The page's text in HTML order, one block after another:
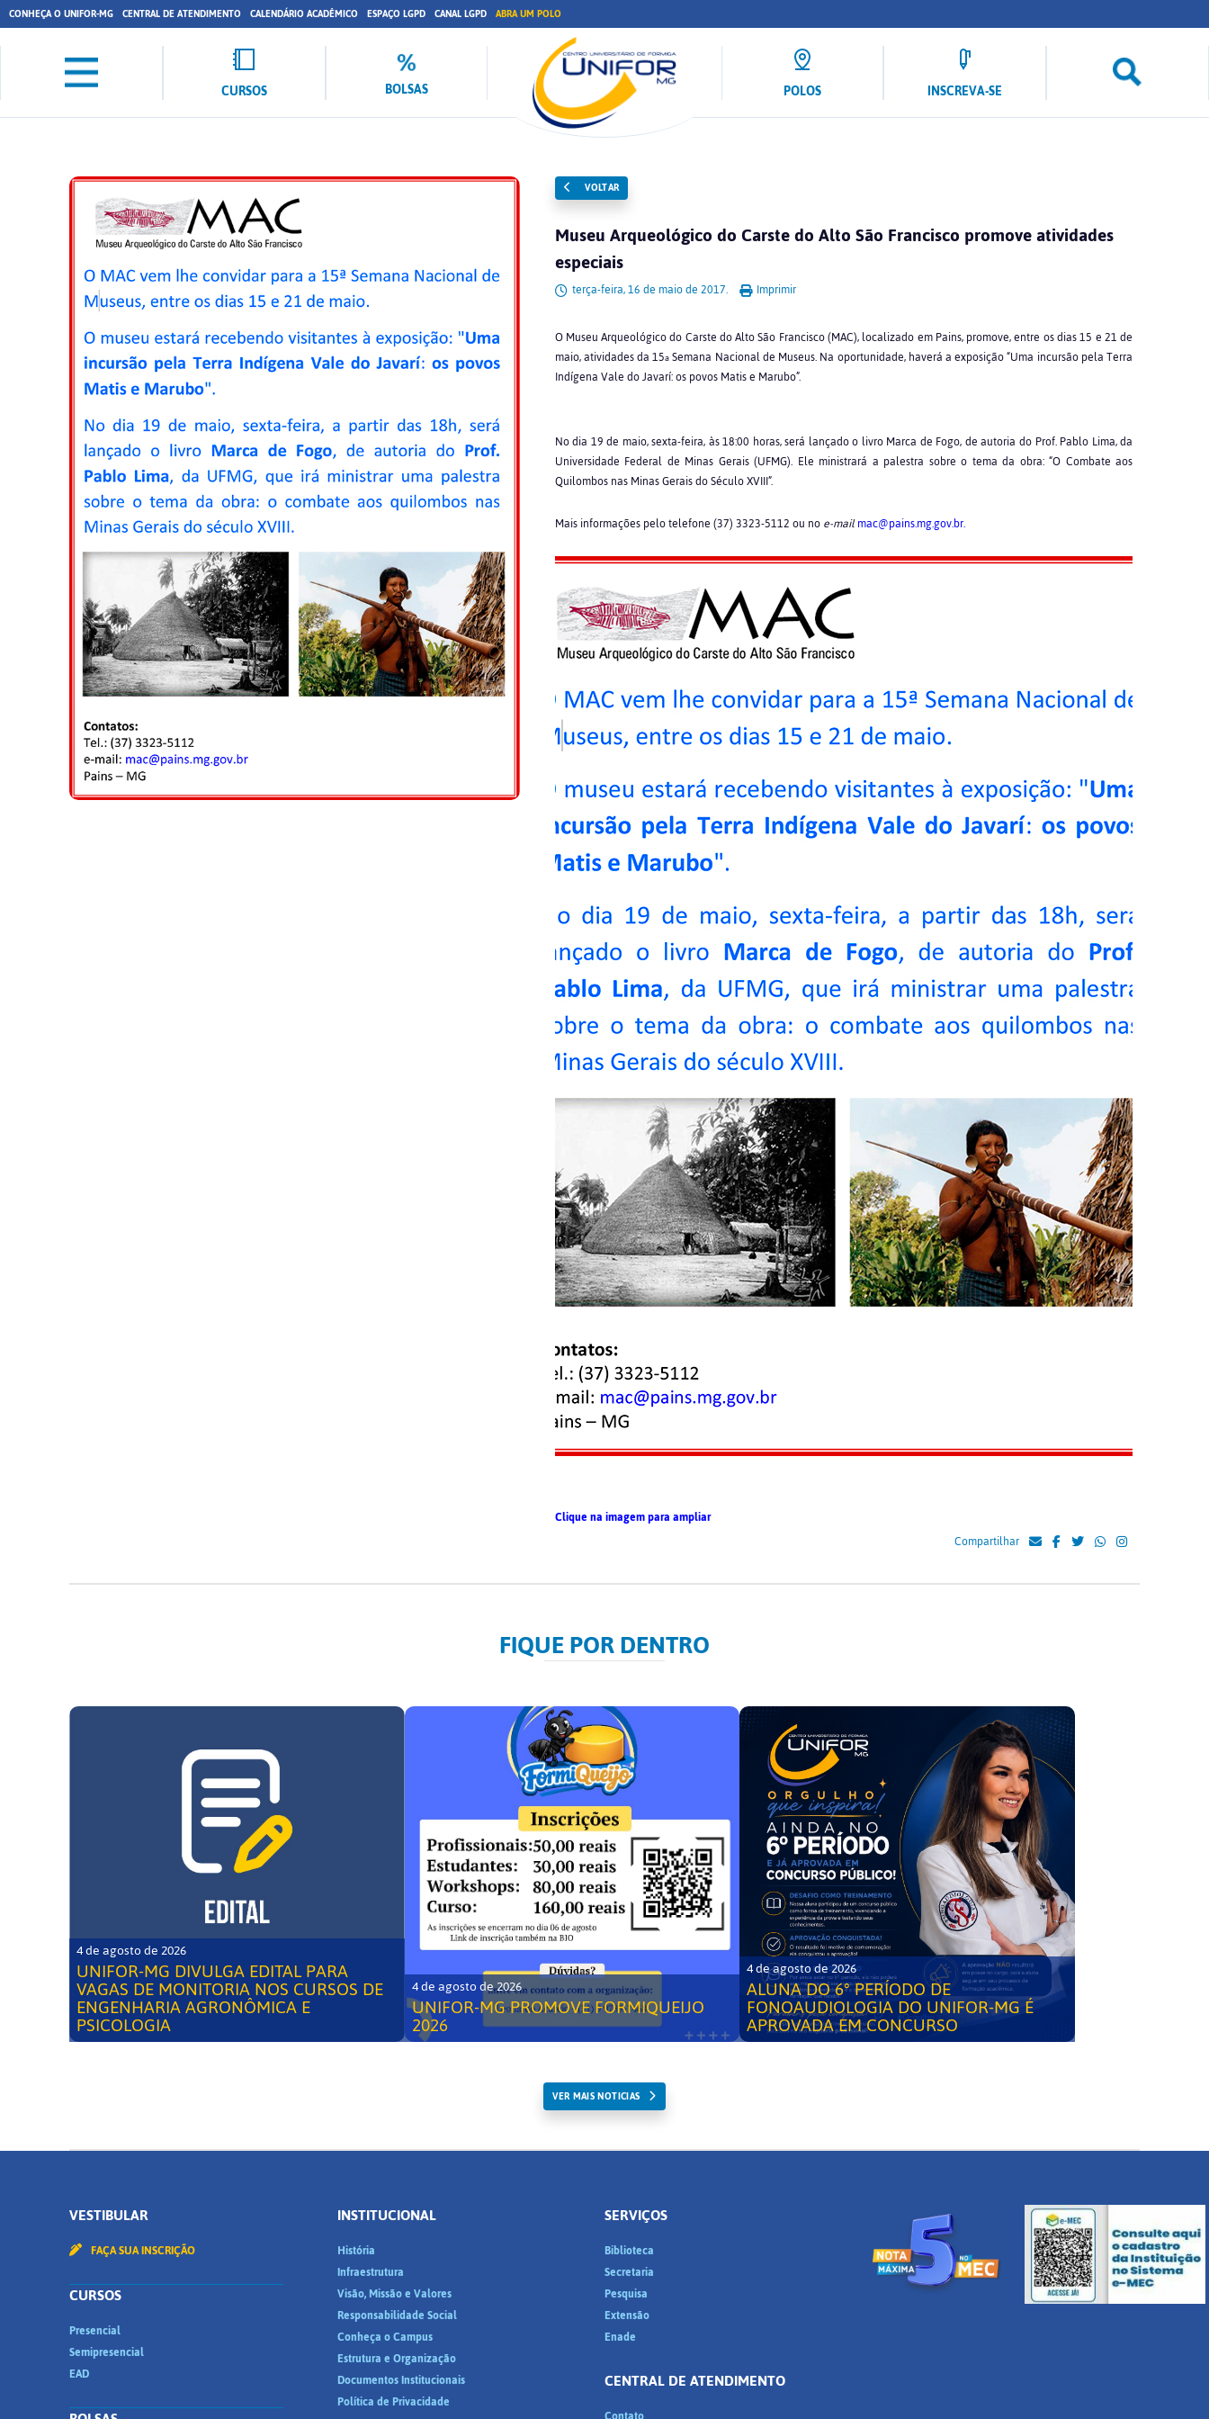
CONHEÇA O UNIFOR-MG CENTRAL DE ATENDIMENTO CALENDÁRIO ACADÊMICO ESPAÇO LGPD CANAL LGPD ABRA UM POLO
CURSOS BOLSAS POLOS INSCREVA-SE
VOLTAR
Museu Arqueológico do Carste do Alto São Francisco promove atividades
especiais
terça-feira, 16 de maio de 2017. Imprimir
O Museu Arqueológico do Carste do Alto São Francisco (MAC), localizado em Pains, promove, entre os dias 15 e 21 de
maio, atividades da 15aSemana Nacional de Museus. Na oportunidade, haverá a exposição “Uma incursão pela Terra
Indígena Vale do Javarí: os povos Matis e Marubo”.
No dia 19 de maio, sexta-feira, às 18:00 horas, será lançado o livro Marca de Fogo, de autoria do Prof. Pablo Lima, da
Universidade Federal de Minas Gerais (UFMG). Ele ministrará a palestra sobre o tema da obra: “O Combate aos
Quilombos nas Minas Gerais do Século XVIII”.
Mais informações pelo telefone (37) 3323-5112 ou noe-mailmac@pains.mg.gov.br.
Clique na imagem para ampliar
Compartilhar
FIQUE POR DENTRO
4 de agosto de 2026
UNIFOR-MG DIVULGA EDITAL PARA
VAGAS DE MONITORIA NOS CURSOS DE
ENGENHARIA AGRONÔMICA E
PSICOLOGIA
4 de agosto de 2026
UNIFOR-MG PROMOVE FORMIQUEIJO
2026
4 de agosto de 2026
ALUNA DO 6° PERÍODO DE
FONOAUDIOLOGIA DO UNIFOR-MG É
APROVADA EM CONCURSO
VER MAIS NOTICIAS
VESTIBULAR
FAÇA SUA INSCRIÇÃO
CURSOS
Presencial
Semipresencial
EAD
INSTITUCIONAL
História
Infraestrutura
Visão, Missão e Valores
Responsabilidade Social
Conheça o Campus
Estrutura e Organização
Documentos Institucionais
Política de Privacidade
SERVIÇOS
Biblioteca
Secretaria
Pesquisa
Extensão
Enade
CENTRAL DE ATENDIMENTO